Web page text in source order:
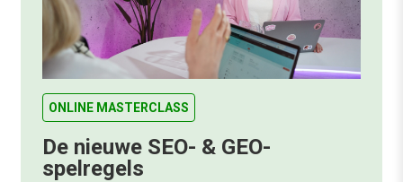
ONLINE MASTERCLASS
De nieuwe SEO- & GEO-
spelregels